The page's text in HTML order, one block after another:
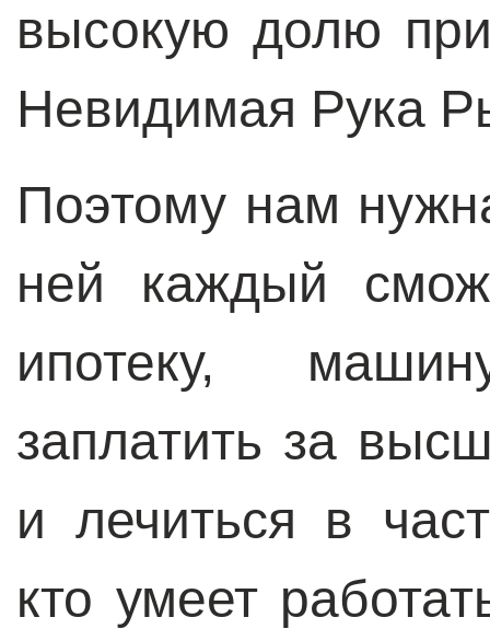
высокую долю
Невидимая Рука
Поэтому нам
ней каждый
ипотеку,
заплатить за
и лечиться в
кто умеет